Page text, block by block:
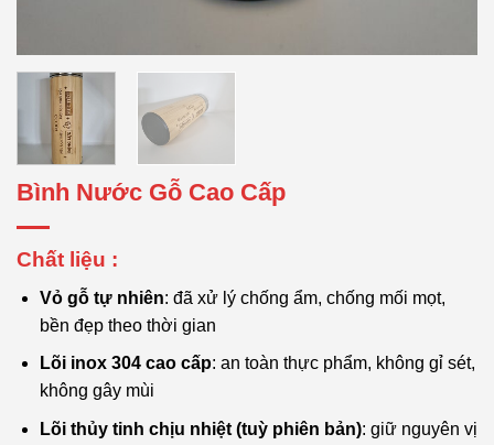
Bình Nước Gỗ Cao Cấp
Chất liệu :
Vỏ gỗ tự nhiên: đã xử lý chống ẩm, chống mối mọt,
bền đẹp theo thời gian
Lõi inox 304 cao cấp: an toàn thực phẩm, không gỉ sét,
không gây mùi
Lõi thủy tinh chịu nhiệt (tuỳ phiên bản): giữ nguyên vị